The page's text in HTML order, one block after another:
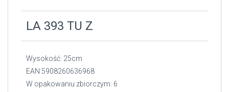
LA 393 TU Z
Wysokość: 25cm
EAN 5908260636968
W opakowaniu zbiorczym: 6